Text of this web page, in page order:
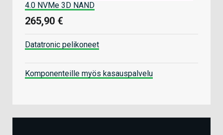
4.0 NVMe 3D NAND
265,90 €
Datatronic pelikoneet
Komponenteille myös kasauspalvelu